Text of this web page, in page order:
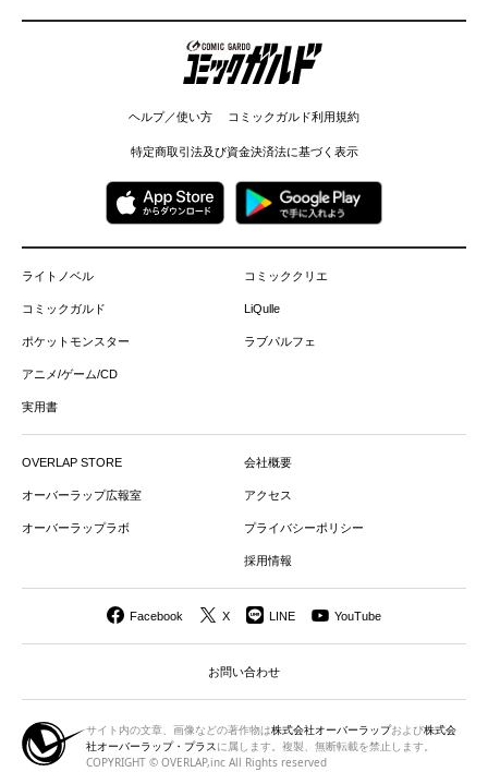
コミックガルド
ヘルプ／使い方 コミックガルド利用規約
特定商取引法及び資金決済法に基づく表示
ライトノベル
コミックガルド
ポケットモンスター
アニメ/ゲーム/CD
実用書
コミッククリエ
LiQulle
ラブパルフェ
OVERLAP STORE
オーバーラップ広報室
オーバーラップラボ
会社概要
アクセス
プライバシーポリシー
採用情報
Facebook X LINE YouTube
お問い合わせ
サイト内の文章、画像などの著作物は株式会社オーバーラップおよび株式会
社オーバーラップ・プラス に属します。複製、無断転載を禁止します。
COPYRIGHT © OVERLAP,inc All Rights reserved